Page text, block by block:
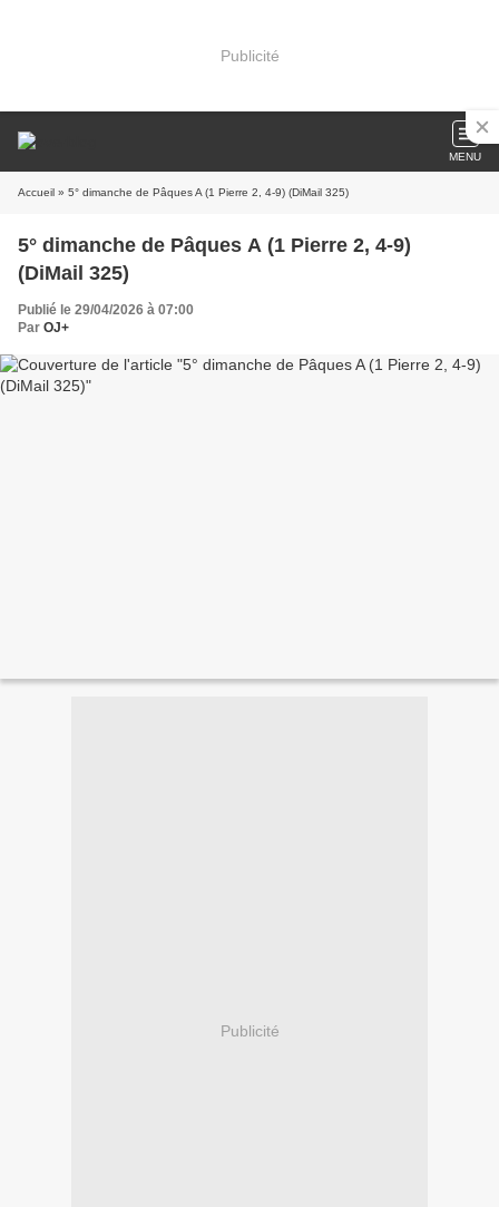
Publicité
MENU
Accueil » 5° dimanche de Pâques A (1 Pierre 2, 4-9) (DiMail 325)
5° dimanche de Pâques A (1 Pierre 2, 4-9)
(DiMail 325)
Publié le 29/04/2026 à 07:00
Par OJ+
Publicité